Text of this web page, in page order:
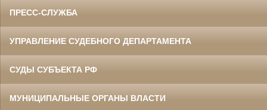
ПРЕСС-СЛУЖБА
УПРАВЛЕНИЕ СУДЕБНОГО ДЕПАРТАМЕНТА
СУДЫ СУБЪЕКТА РФ
МУНИЦИПАЛЬНЫЕ ОРГАНЫ ВЛАСТИ